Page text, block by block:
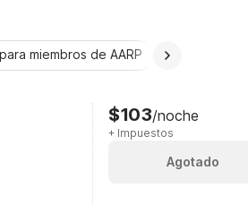
miembros de AARP
$103/noche
+ Impuestos
Agotado